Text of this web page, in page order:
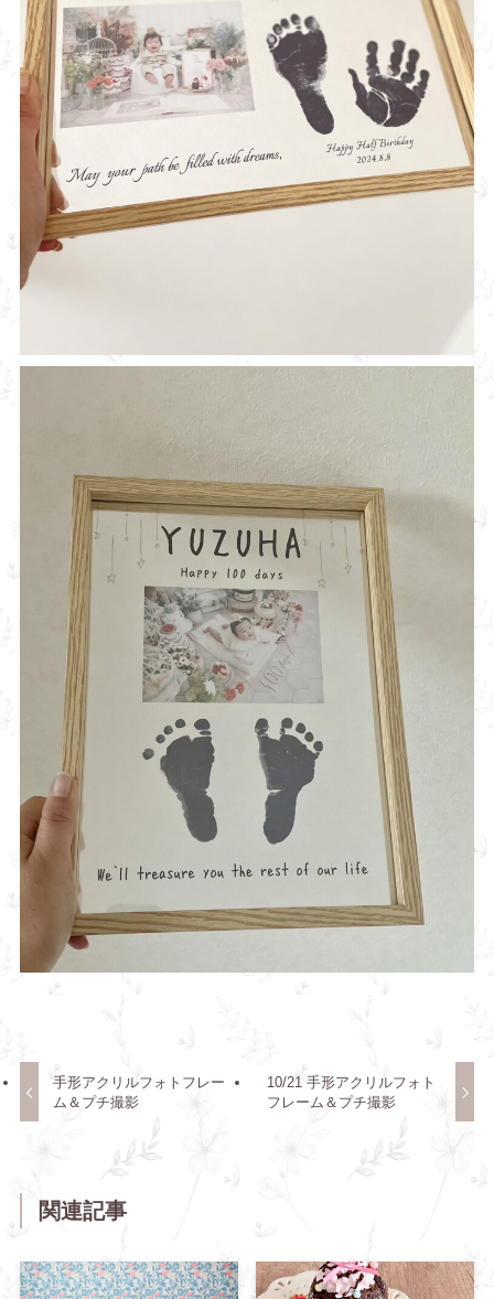
手形アクリルフォトフレー
ム＆プチ撮影
10/21 手形アクリルフォト
フレーム＆プチ撮影
関連記事